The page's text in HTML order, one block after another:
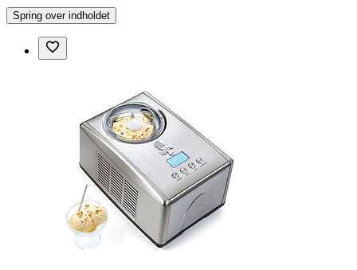
Spring over indholdet